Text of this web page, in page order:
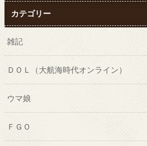
カテゴリー
雑記
ＤＯＬ（大航海時代オンライン）
ウマ娘
ＦＧＯ